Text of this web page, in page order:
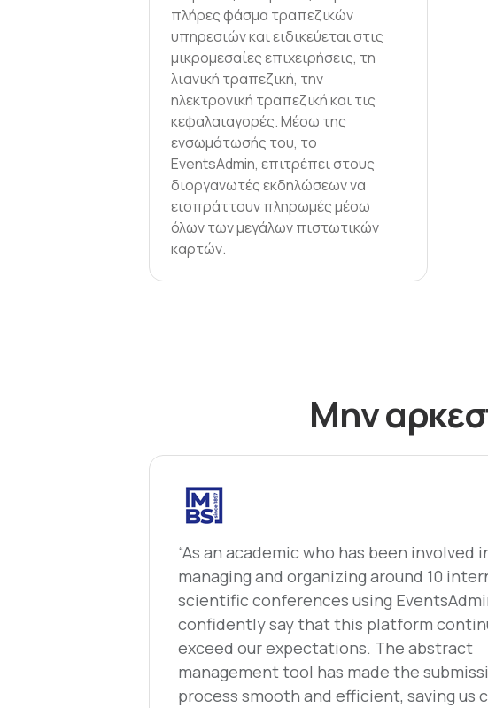
πλήρες φάσμα τραπεζικών
υπηρεσιών και ειδικεύεται στις
μικρομεσαίες επιχειρήσεις, τη
λιανική τραπεζική, την
ηλεκτρονική τραπεζική και τις
κεφαλαιαγορές. Μέσω της
ενσωμάτωσής του, το
EventsAdmin, επιτρέπει στους
διοργανωτές εκδηλώσεων να
εισπράττουν πληρωμές μέσω
όλων των μεγάλων πιστωτικών
καρτών.
Μην
“As an academic who has been involved
managing and organizing around 10
scientific conferences using
confidently say that this platform
exceed our expectations. The abstract
management tool has made the
process smooth and efficient, saving us